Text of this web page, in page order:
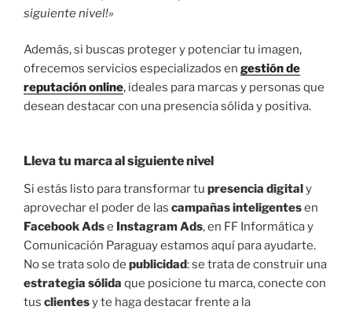
siguiente nivel!»
Además, si buscas proteger y potenciar tu imagen,
ofrecemos servicios especializados en gestión de
reputación online, ideales para marcas y personas que
desean destacar con una presencia sólida y positiva.
Lleva tu marcaal siguiente nivel
Si estás listo para transformar tu presencia digitaly
aprovechar el poder de las campañas inteligentesen
Facebook Adse Instagram Ads, en FF Informática y
Comunicación Paraguay estamos aquí para ayudarte.
No se trata solo de publicidad: se trata de construir una
estrategia sólida que posicione tu marca, conecte con
tus clientesy te haga destacar frente a la